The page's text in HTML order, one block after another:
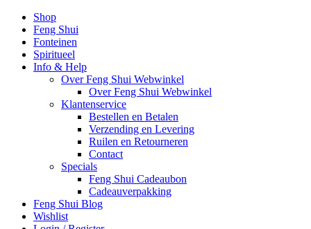
Shop
Feng Shui
Fonteinen
Spiritueel
Info & Help
Over Feng Shui Webwinkel
Over Feng Shui Webwinkel
Klantenservice
Bestellen en Betalen
Verzending en Levering
Ruilen en Retourneren
Contact
Specials
Feng Shui Cadeaubon
Cadeauverpakking
Feng Shui Blog
Wishlist